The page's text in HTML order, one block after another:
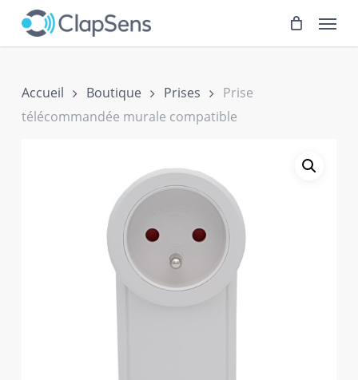
main
Menu
Accueil Boutique Prises
Prise
télécommandée murale compatible